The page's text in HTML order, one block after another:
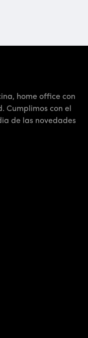
home office con
Cumplimos con el
de las novedades